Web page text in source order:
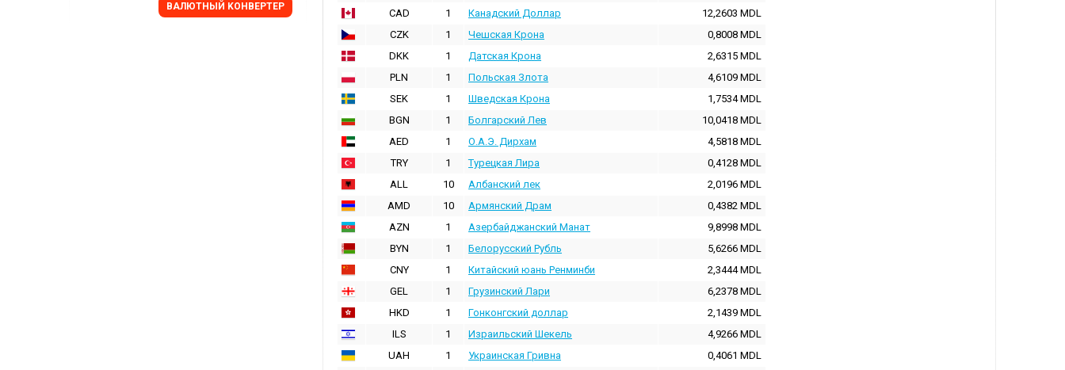
CAD
1 Канадский Доллар 12,2603 MDL
CZK
1 Чешская Крона 0,8008 MDL
DKK
1 Датская Крона 2,6315 MDL
PLN
1 Польская Злота 4,6109 MDL
SEK
1 Шведская Крона 1,7534MDL
BGN
1 Болгарский Лев 10,0418 MDL
AED
1 О.А.Э. Дирхам 4,5818 MDL
TRY
1 Турецкая Лира 0,4128 MDL
ALL
10 Албанский лек 2,0196 MDL
AMD
10 Армянский Драм 0,4382 MDL
AZN
1 Азербайджанский Манат 9,8998 MDL
BYN
1 Белорусский Рубль 5,6266 MDL
CNY
1 Китайский юань Ренминби 2,3444MDL
GEL
1 Грузинский Лари 6,2378 MDL
HKD
1 Гонконгский доллаp 2,1439 MDL
ILS
1 Израильский Шекель 4,9266 MDL
UAH
1 Украинская Гривна 0,4061 MDL
BАЛЮТНЫЙ KОНВЕРТЕР